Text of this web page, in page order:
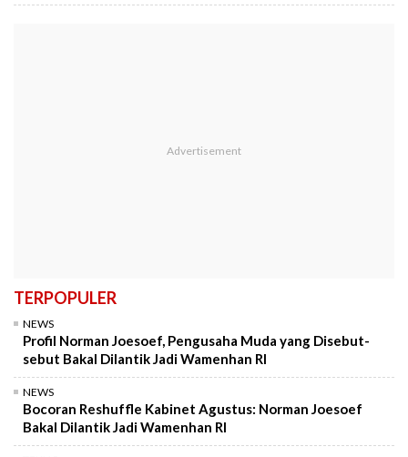
TERPOPULER
NEWS
Profil Norman Joesoef, Pengusaha Muda yang Disebut-
sebut Bakal Dilantik Jadi Wamenhan RI
NEWS
Bocoran Reshuffle Kabinet Agustus: Norman Joesoef
Bakal Dilantik Jadi Wamenhan RI